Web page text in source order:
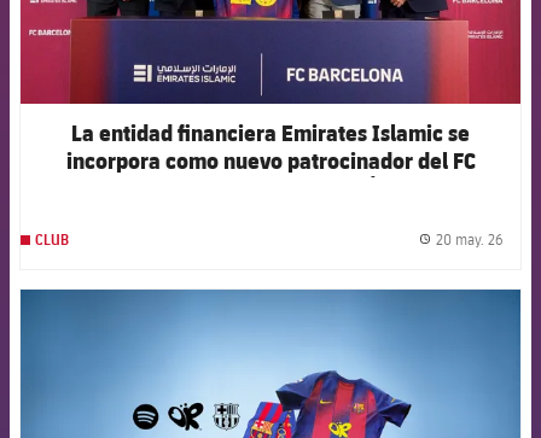
La entidad financiera Emirates Islamic se
incorpora como nuevo patrocinador del FC
CLUB 20 may. 26